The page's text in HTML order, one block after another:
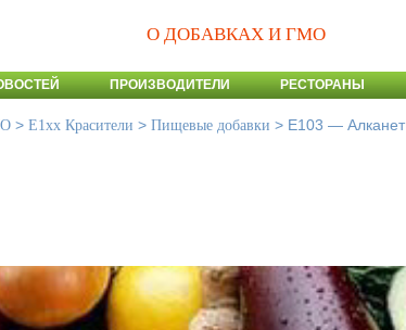
О ДОБАВКАХ И ГМО
ПРОИЗВОДИТЕЛИ РЕСТОРАНЫ
> Е1хх Красители > Пищевые добавки > E103 — Алканет